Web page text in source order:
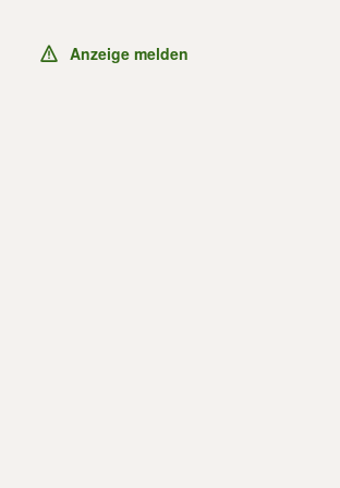
Anzeige melden